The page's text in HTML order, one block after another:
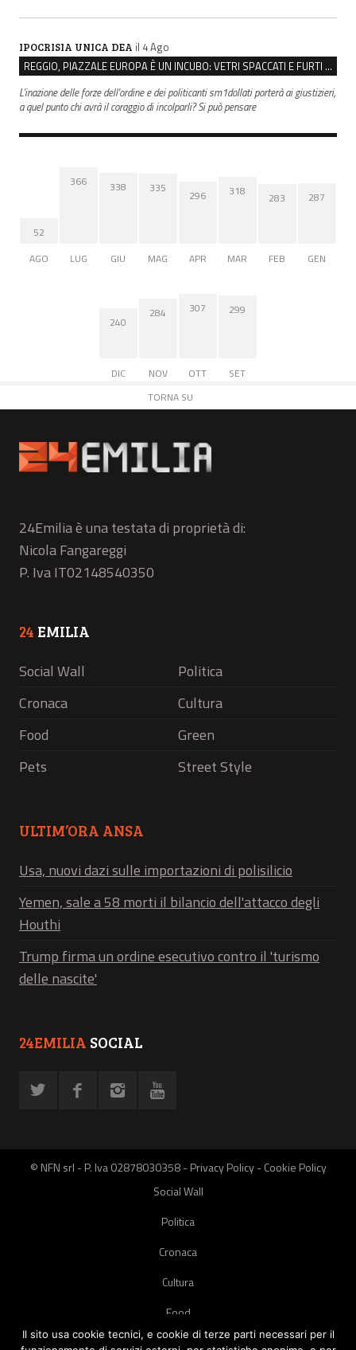
IPOCRISIA UNICA DEA il 4 Ago
REGGIO, PIAZZALE EUROPA È UN INCUBO: VETRI SPACCATI E FURTI SULLE AUTO IN SOSTA
L'inazione delle forze dell'ordine e dei politicanti sm1dollati porterà ai giustizieri,
a quel punto chi avrà il coraggio di incolparli? Si può pensare
52
AGO
366
LUG
338
GIU
335
MAG
296
APR
318
MAR
283
FEB
287
GEN
240
DIC
284
NOV
307
OTT
299
SET
TORNA SU
24Emilia è una testata di proprietà di:
Nicola Fangareggi
P. Iva IT02148540350
24 EMILIA
Social Wall
Politica
Cronaca
Cultura
Food
Green
Pets
Street Style
ULTIM’ORA ANSA
Usa, nuovi dazi sulle importazioni di polisilicio
Yemen, sale a 58 morti il bilancio dell'attacco degli
Houthi
Trump firma un ordine esecutivo contro il 'turismo
delle nascite'
24EMILIA SOCIAL
© NFN srl - P. Iva 02878030358 -Privacy Policy-Cookie Policy
Social Wall
Politica
Cronaca
Cultura
Food
Green
Il sito usa cookie tecnici, e cookie di terze parti necessari per il